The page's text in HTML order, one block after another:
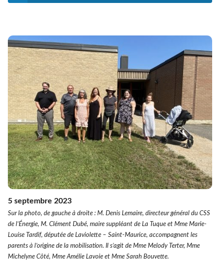
5 septembre 2023
Sur la photo, de gauche à droite : M. Denis Lemaire, directeur général du CSS
de l’Énergie, M. Clément Dubé, maire suppléant de La Tuque et Mme Marie-
Louise Tardif, députée de Laviolette – Saint-Maurice, accompagnent les
parents à l’origine de la mobilisation. Il s’agit de Mme Melody Terter, Mme
Michelyne Côté, Mme Amélie Lavoie et Mme Sarah Bouvette.